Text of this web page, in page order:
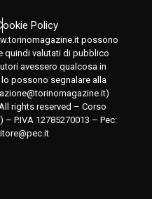
Policy
possono
quindi valutati di pubblico
avessero qualcosa in
possono segnalare alla
)
rights reserved – Corso
– P.IVA 12785270013 – Pec: